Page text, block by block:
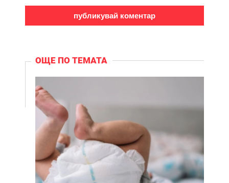
ОЩЕ ПО ТЕМАТА